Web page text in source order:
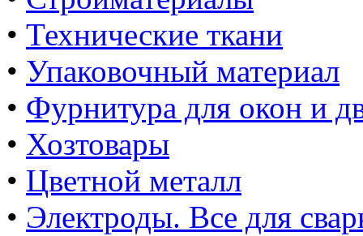
• Технические ткани
• Упаковочный материал
• Фурнитура для окон и
• Хозтовары
• Цветной металл
• Электроды. Все для